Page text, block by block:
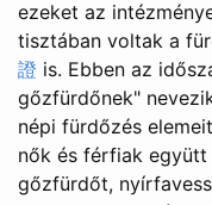
ezeket az
tisztában voltak a
證 is. Ebben az
gőzfürdőnek"
népi fürdőzés
nők és férfiak együtt
gőzfürdőt,